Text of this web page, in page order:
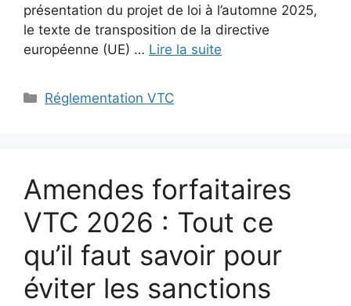
présentation du projet de loi à l’automne 2025,
le texte de transposition de la directive
européenne (UE) … Lire la suite
Catégories
Réglementation VTC
Amendes forfaitaires
VTC 2026 : Tout ce
qu’il faut savoir pour
éviter les sanctions